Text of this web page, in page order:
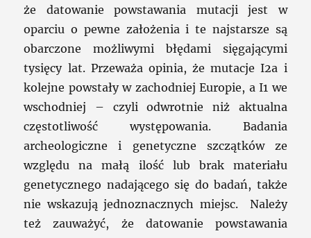
że datowanie powstawania mutacji jest w
oparciu o pewne założenia i te najstarsze są
obarczone możliwymi błędami sięgającymi
tysięcy lat. Przeważa opinia, że mutacje I2a i
kolejne powstały w zachodniej Europie, a I1 we
wschodniej – czyli odwrotnie niż aktualna
częstotliwość występowania. Badania
archeologiczne i genetyczne szczątków ze
względu na małą ilość lub brak materiału
genetycznego nadającego się do badań, także
nie wskazują jednoznacznych miejsc. Należy
też zauważyć, że datowanie powstawania